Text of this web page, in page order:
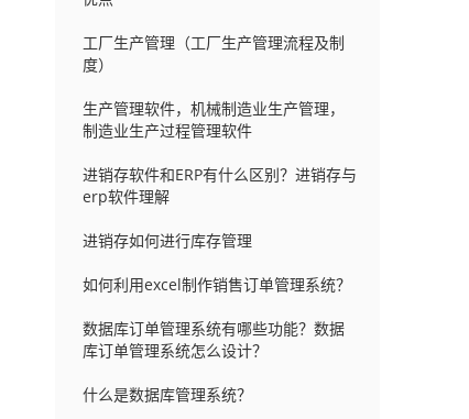
工厂生产管理（工厂生产管理流程及制
度）
生产管理软件，机械制造业生产管理，
制造业生产过程管理软件
进销存软件和ERP有什么区别？进销存与
erp软件理解
进销存如何进行库存管理
如何利用excel制作销售订单管理系统？
数据库订单管理系统有哪些功能？数据
库订单管理系统怎么设计？
什么是数据库管理系统？